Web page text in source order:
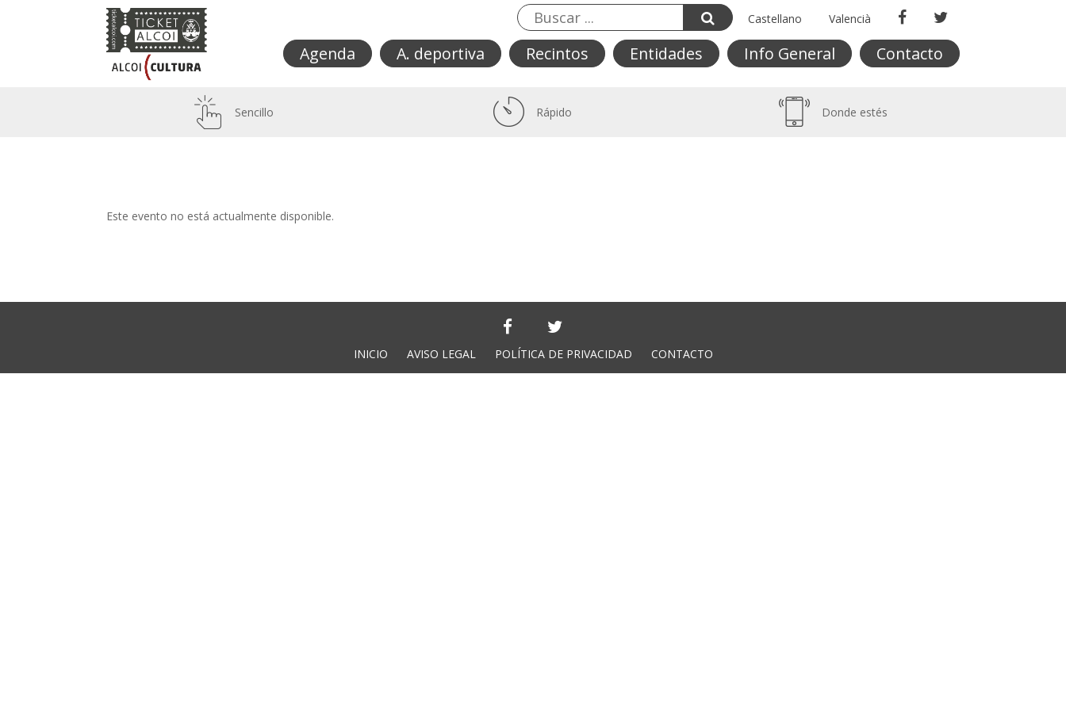
Castellano Valencià
Agenda A. deportiva Recintos Entidades Info General Contacto
Sencillo Rápido Donde estés
Este evento no está actualmente disponible.
INICIO AVISO LEGAL POLÍTICA DE PRIVACIDAD CONTACTO